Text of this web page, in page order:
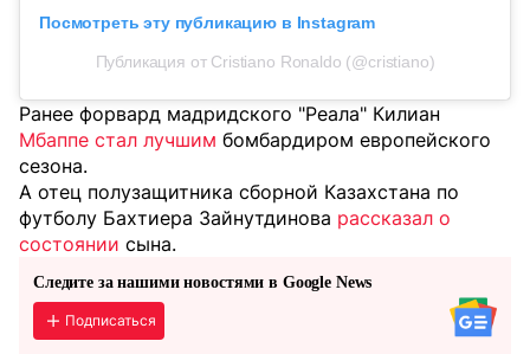
Посмотреть эту публикацию в Instagram
Публикация от Cristiano Ronaldo (@cristiano)
Ранее форвард мадридского "Реала" Килиан
Мбаппе стал лучшим бомбардиром европейского
сезона.
А отец полузащитника сборной Казахстана по
футболу Бахтиера Зайнутдинова рассказал о
состоянии сына.
Следите за нашими новостями в Google News
Подписаться